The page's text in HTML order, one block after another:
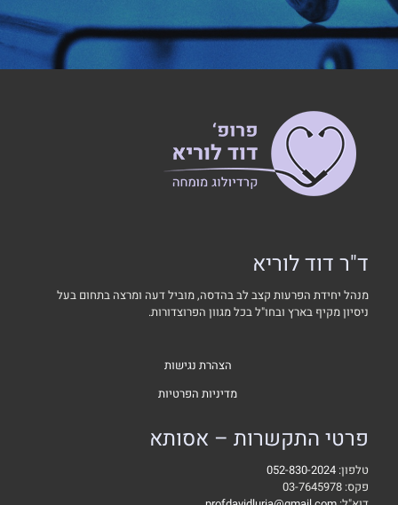
ד"ר דוד לוריא
מנהל יחידת הפרעות קצב לב בהדסה, מוביל דעה ומרצה בתחום בעל
ניסיון מקיף בארץ ובחו"ל בכל מגוון הפרוצדורות.
הצהרת נגישות
מדיניות הפרטיות
פרטי התקשרות – אסותא
טלפון:052-830-2024
פקס: 03-7645978